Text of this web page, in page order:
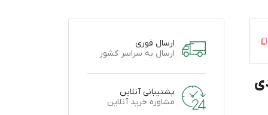
ارسال فوری
ارسال به سراسر کشور
پشتیبانی آنلاین
مشاوره خرید آنلاین